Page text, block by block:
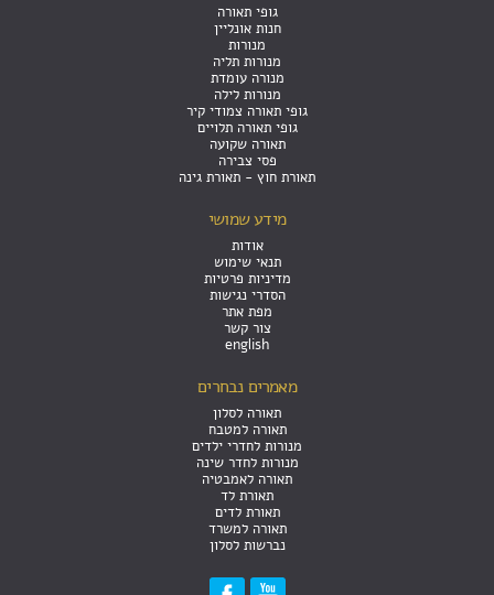
גופי תאורה
חנות אונליין
מנורות
מנורות תליה
מנורה עומדת
מנורות לילה
גופי תאורה צמודי קיר
גופי תאורה תלויים
תאורה שקועה
פסי צבירה
תאורת חוץ - תאורת גינה
מידע שמושי
אודות
תנאי שימוש
מדיניות פרטיות
הסדרי נגישות
מפת אתר
צור קשר
english
מאמרים נבחרים
תאורה לסלון
תאורה למטבח
מנורות לחדרי ילדים
מנורות לחדר שינה
תאורה לאמבטיה
תאורת לד
תאורת לדים
תאורה למשרד
נברשות לסלון